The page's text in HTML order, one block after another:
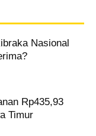
Nasional
Rp435,93
Timur